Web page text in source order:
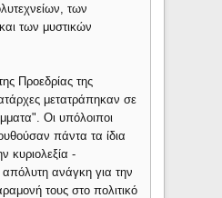
των
των μυστικών
Προεδρίας της
μετατράπηκαν σε
Οι υπόλοιποι
πάντα τα ίδια
κυριολεξία -
ανάγκη για την
τους στο πολιτικό